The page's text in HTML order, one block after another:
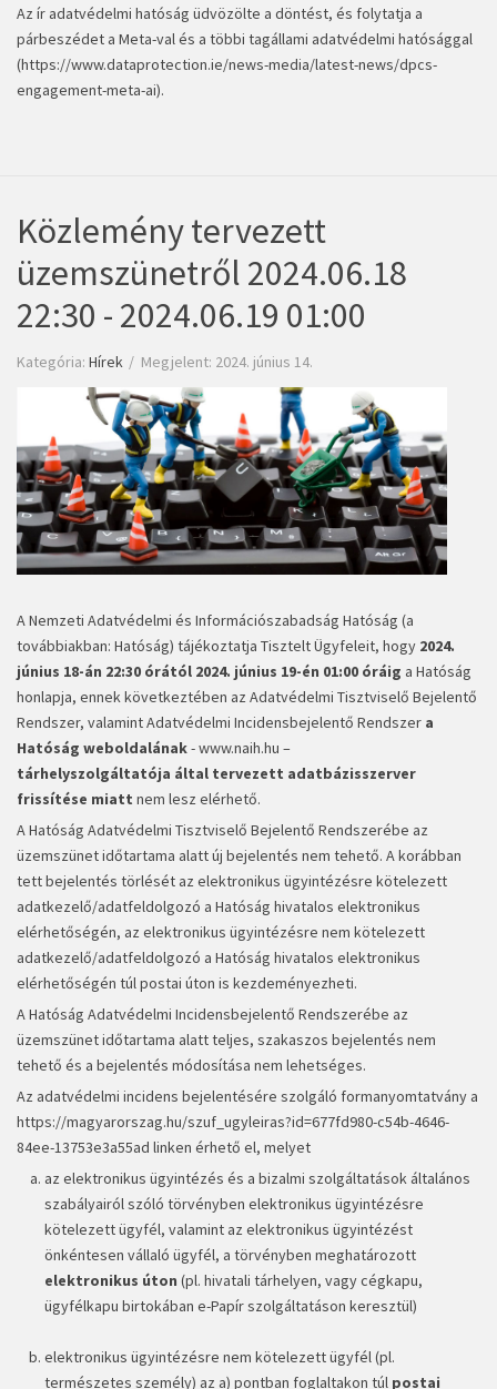
Az ír adatvédelmi hatóság üdvözölte a döntést, és folytatja a
párbeszédet a Meta-val és a többi tagállami adatvédelmi hatósággal
(https://www.dataprotection.ie/news-media/latest-news/dpcs-
engagement-meta-ai).
Közlemény tervezett
üzemszünetről 2024.06.18
22:30 - 2024.06.19 01:00
Kategória: Hírek Megjelent: 2024. június 14.
A Nemzeti Adatvédelmi és Információszabadság Hatóság (a
továbbiakban: Hatóság) tájékoztatja Tisztelt Ügyfeleit, hogy 2024.
június 18-án 22:30 órától 2024. június 19-én 01:00 óráig a Hatóság
honlapja, ennek következtében az Adatvédelmi Tisztviselő Bejelentő
Rendszer, valamint Adatvédelmi Incidensbejelentő Rendszer a
Hatóság weboldalának-www.naih.hu –
tárhelyszolgáltatója által tervezett adatbázisszerver
frissítése miatt nem lesz elérhető.
A Hatóság Adatvédelmi Tisztviselő Bejelentő Rendszerébe az
üzemszünet időtartama alatt új bejelentés nem tehető. A korábban
tett bejelentés törlését az elektronikus ügyintézésre kötelezett
adatkezelő/adatfeldolgozó a Hatóság hivatalos elektronikus
elérhetőségén, az elektronikus ügyintézésre nem kötelezett
adatkezelő/adatfeldolgozó a Hatóság hivatalos elektronikus
elérhetőségén túl postai úton is kezdeményezheti.
A Hatóság Adatvédelmi Incidensbejelentő Rendszerébe az
üzemszünet időtartama alatt teljes, szakaszos bejelentés nem
tehető és a bejelentés módosítása nem lehetséges.
Az adatvédelmi incidens bejelentésére szolgáló formanyomtatvány a
https://magyarorszag.hu/szuf_ugyleiras?id=677fd980-c54b-4646-
84ee-13753e3a55ad linken érhető el, melyet
az elektronikus ügyintézés és a bizalmi szolgáltatások általános
szabályairól szóló törvényben elektronikus ügyintézésre
kötelezett ügyfél, valamint az elektronikus ügyintézést
önkéntesen vállaló ügyfél, a törvényben meghatározott
elektronikus úton (pl. hivatali tárhelyen, vagy cégkapu,
ügyfélkapu birtokában e-Papír szolgáltatáson keresztül)
elektronikus ügyintézésre nem kötelezett ügyfél (pl.
természetes személy) az a) pontban foglaltakon túl postai